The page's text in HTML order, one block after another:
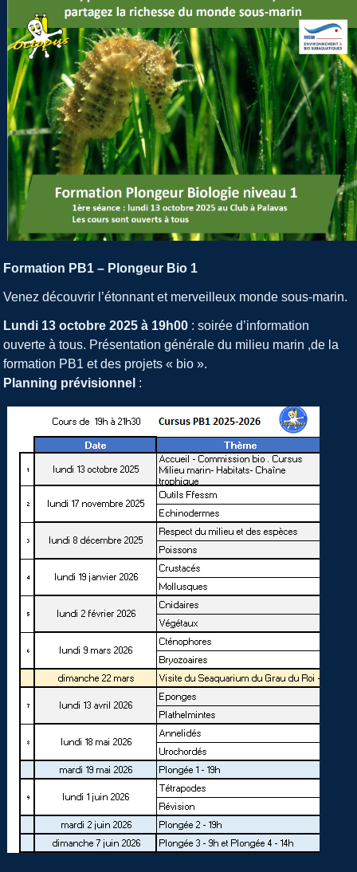
Formation PB1 – Plongeur Bio 1
Venez découvrir l’étonnant et merveilleux monde sous-marin.
Lundi 13 octobre 2025 à 19h00 : soirée d’information
ouverte à tous. Présentation générale du milieu marin ,de la
formation PB1 et des projets « bio ».
Planning prévisionnel :